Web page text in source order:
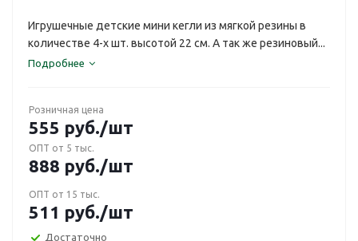
Игрушечные детские мини кегли из мягкой резины в
количестве 4-х шт. высотой 22 см. А так же резиновый...
Подробнее
Розничная цена
555 руб./шт
ОПТ от 5 тыс.
888 руб./шт
ОПТ от 15 тыс.
511 руб./шт
Достаточно